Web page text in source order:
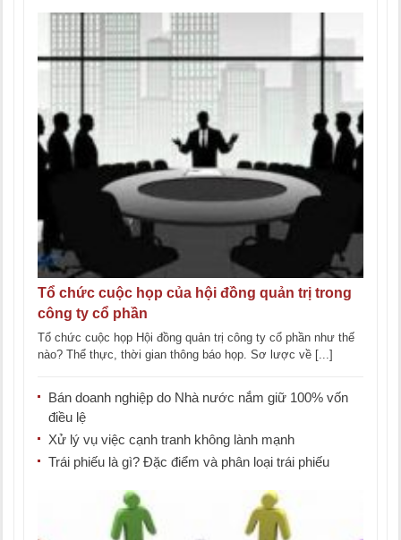
Tổ chức cuộc họp của hội đồng quản trị trong
công ty cổ phần
Tổ chức cuộc họp Hội đồng quản trị công ty cổ phần như thế
nào? Thể thực, thời gian thông báo họp. Sơ lược về [...]
Bán doanh nghiệp do Nhà nước nắm giữ 100% vốn
điều lệ
Xử lý vụ việc cạnh tranh không lành mạnh
Trái phiếu là gì? Đặc điểm và phân loại trái phiếu